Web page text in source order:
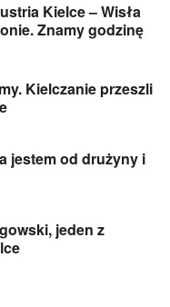
Kielce – Wisła
Znamy godzinę
Kielczanie przeszli
jestem od drużyny i
jeden z